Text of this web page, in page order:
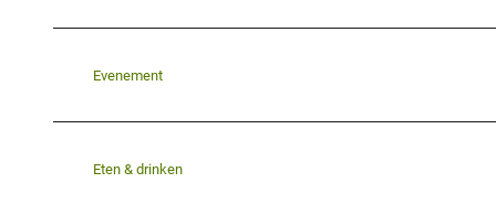
Evenement
Eten & drinken